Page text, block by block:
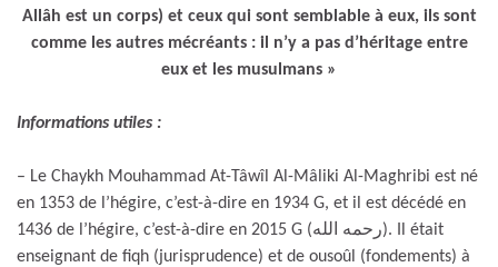
Allâh est un corps) et ceux qui sont semblable à eux, ils sont
comme les autres mécréants : il n’y a pas d’héritage entre
eux et les musulmans »
Informations utiles :
– Le Chaykh Mouhammad At-Tâwîl Al-Mâliki Al-Maghribi est né
en 1353 de l’hégire, c’est-à-dire en 1934 G, et il est décédé en
1436 de l’hégire, c’est-à-dire en 2015 G (رحمه الله). Il était
enseignant de fiqh (jurisprudence) et de ousoûl (fondements) à